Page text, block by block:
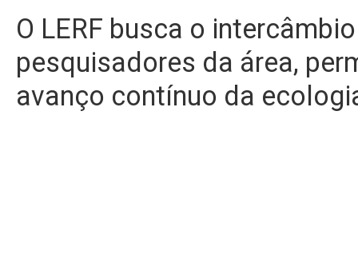
O LERF busca o
pesquisadores da área,
avanço contínuo da